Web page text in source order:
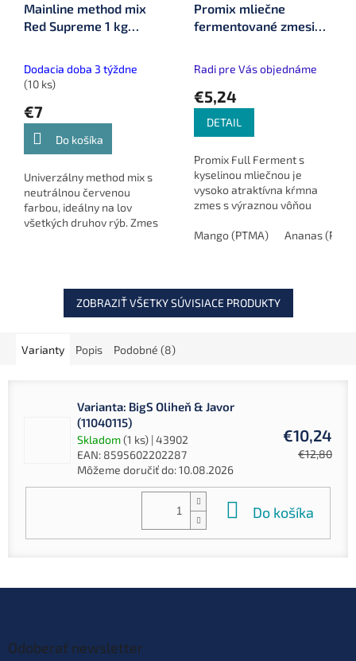
Mainline method mix
Red Supreme 1 kg
Dodacia doba 3 týždne
(10 ks)
€7
Do košíka
Univerzálny method mix s
neutrálnou červenou
farbou, ideálny na lov
všetkých druhov rýb. Zmes
Promix mliečne
fermentované zmesi
Radi pre Vás objednáme
€5,24
DETAIL
Promix Full Ferment s
kyselinou mliečnou je
vysoko atraktívna kŕmna
zmes s výraznou vôňou
ktorá láka kaprov a amury.
Mango (PTMA) Ananas
ZOBRAZIŤ VŠETKY SÚVISIACE PRODUKTY
Varianty Popis Podobné (8)
Varianta: BigS Oliheň & Javor
(11040115)
Skladom(1 ks) | 43902
EAN: 8595602202287
Môžeme doručiť do:10.08.2026
€10,24
€12,80
Do košíka
Odoberať newsletter